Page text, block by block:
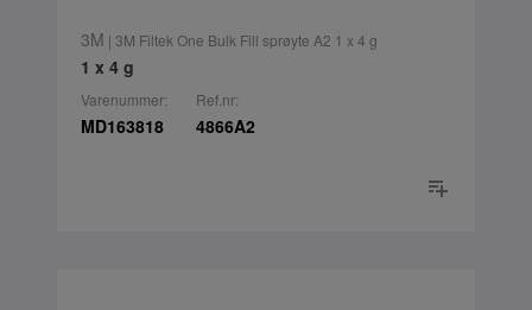
3M | 3M Filtek One Bulk Fill sprøyte A2 1 x 4 g
1 x 4 g
Varenummer:
MD163818
Ref.nr:
4866A2